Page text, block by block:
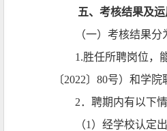
五、考核结果及运
（一）考核结果
1.胜任所聘岗位，
〔2022〕80号）和学院
2．聘期内有以下
（1）经学校认定